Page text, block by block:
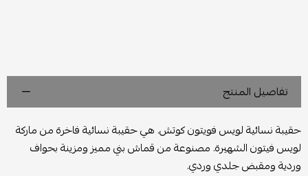
تفاصيل المنتج
حقيبة نسائية لويس فويتون كوتش. هي حقيبة نسائية فاخرة من ماركة
لويس فيتون الشهيرة. مصنوعة من قماش بني مميز ومزينة بحواف
وردية ومقبض جلدي وردي.